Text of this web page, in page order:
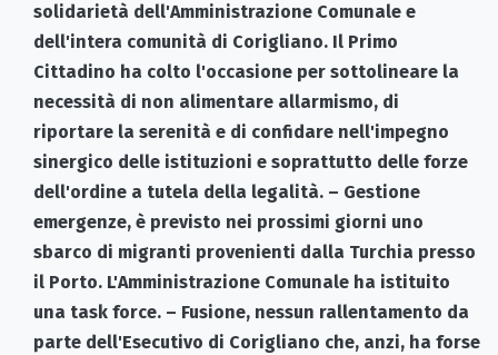
solidarietà dell'Amministrazione Comunale e
dell'intera comunità di Corigliano. Il Primo
Cittadino ha colto l'occasione per sottolineare la
necessità di non alimentare allarmismo, di
riportare la serenità e di confidare nell'impegno
sinergico delle istituzioni e soprattutto delle forze
dell'ordine a tutela della legalità. – Gestione
emergenze, è previsto nei prossimi giorni uno
sbarco di migranti provenienti dalla Turchia presso
il Porto. L'Amministrazione Comunale ha istituito
una task force. – Fusione, nessun rallentamento da
parte dell'Esecutivo di Corigliano che, anzi, ha forse